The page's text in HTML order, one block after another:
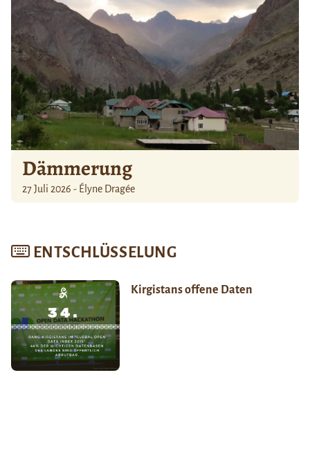
Dämmerung
27 Juli 2026 - Élyne Dragée
ENTSCHLÜSSELUNG
Kirgistans offene Daten